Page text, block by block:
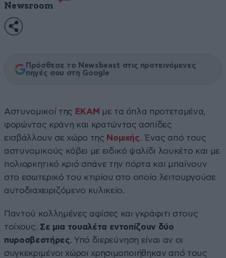
Newsroom
Πρόσθεσε το Newsbeast στις προτεινόμενες
πηγές σου στη Google
Αστυνομικοί της ΕΚΑΜ με τα όπλα προτεταμένα,
φορώντας κράνη και κρατώντας ασπίδες
εισβάλλουν σε χώρο της Νομικής. Ένας από τους
αστυνομικούς κόβει με ειδικό ψαλίδι λουκέτο και με
πολιορκητικό κριό σπάνε την πόρτα και μπαίνουν
στο εσωτερικό του κτιρίου στο οποίο λειτουργούσε
αυτοδιαχειριζόμενο κυλικείο.
Παντού κολλημένες αφίσες και γκράφιτι στους
τοίχους. Σε μια τουαλέτα εντοπίζουν δύο
πυροσβεστήρες. Υπό διερεύνηση είναι αν οι
συγκεκριμένοι χώροι χρησιμοποιήθηκαν από τους